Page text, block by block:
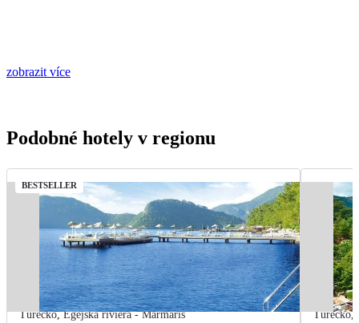
zobrazit více
Podobné hotely v regionu
BESTSELLER
Turecko,Egejská riviéra - Marmaris Turecko,